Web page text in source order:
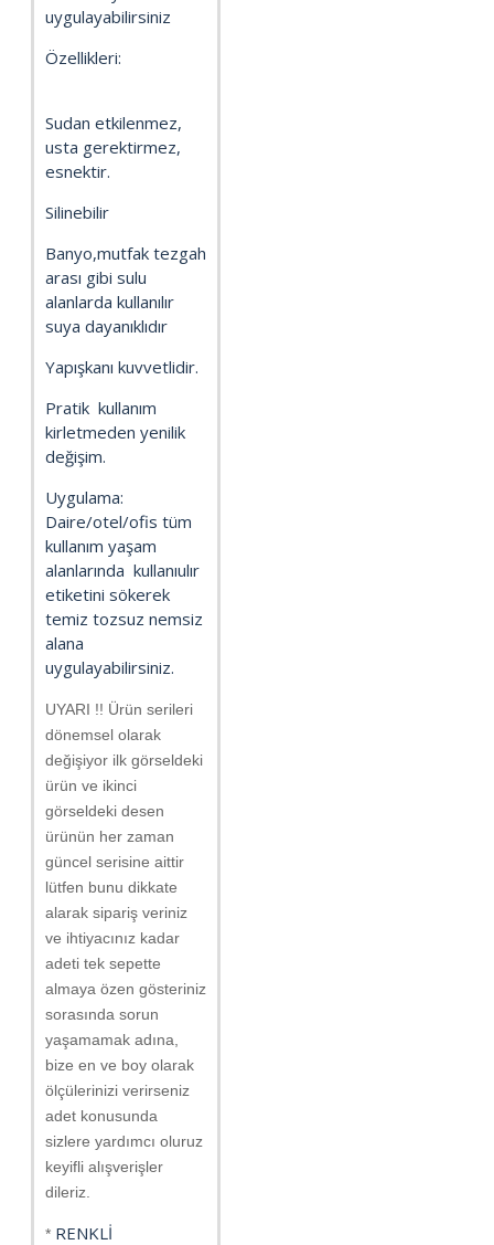
uygulayabilirsiniz
Özellikleri:
Sudan etkilenmez,
usta gerektirmez,
esnektir.
Silinebilir
Banyo,mutfak tezgah
arası gibi sulu
alanlarda kullanılır
suya dayanıklıdır
Yapışkanı kuvvetlidir.
Pratik kullanım
kirletmeden yenilik
değişim.
Uygulama:
Daire/otel/ofis tüm
kullanım yaşam
alanlarında kullanıulır
etiketini sökerek
temiz tozsuz nemsiz
alana
uygulayabilirsiniz.
UYARI !! Ürün serileri
dönemsel olarak
değişiyor ilk görseldeki
ürün ve ikinci
görseldeki desen
ürünün her zaman
güncel serisine aittir
lütfen bunu dikkate
alarak sipariş veriniz
ve ihtiyacınız kadar
adeti tek sepette
almaya özen gösteriniz
sorasında sorun
yaşamamak adına,
bize en ve boy olarak
ölçülerinizi verirseniz
adet konusunda
sizlere yardımcı oluruz
keyifli alışverişler
dileriz.
* RENKLİ